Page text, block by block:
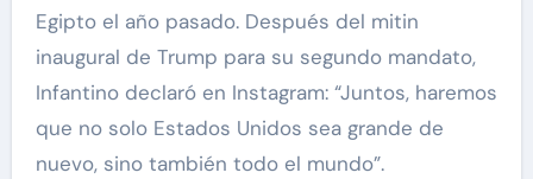
Egipto el año pasado. Después del mitin
inaugural de Trump para su segundo mandato,
Infantino declaró en Instagram: “Juntos, haremos
que no solo Estados Unidos sea grande de
nuevo, sino también todo el mundo”.